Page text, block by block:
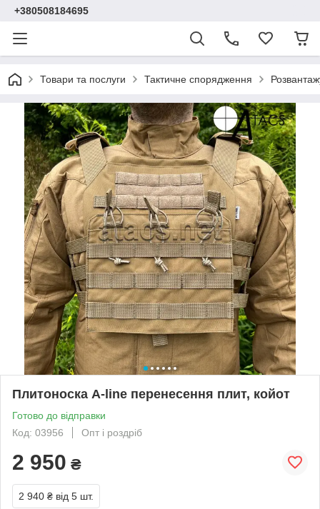
+380508184695
Товари та послуги Тактичне спорядження
Плитоноска A-line перенесення плит, койот
Готово до відправки
Код: 03956
Опт і роздріб
2 950 ₴
2 940 ₴ від 5 шт.